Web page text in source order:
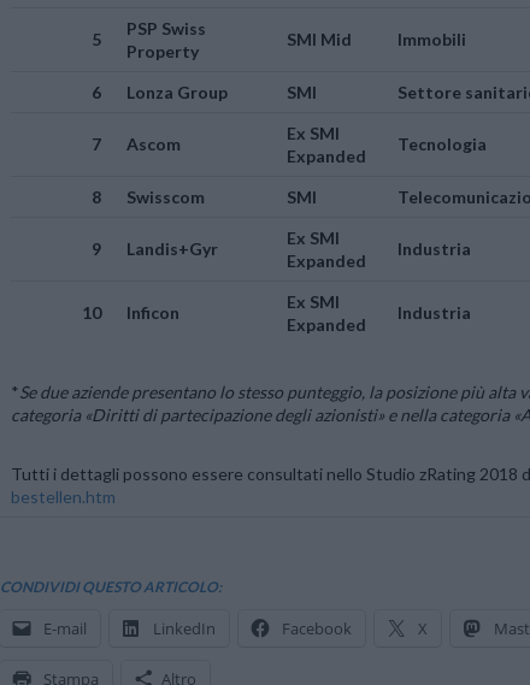
5
PSP Swiss
Property
SMI Mid Immobili
6 Lonza Group SMI Settore
7 Ascom
Ex SMI
Expanded
Tecnologia
8 Swisscom SMI
9 Landis+Gyr
Ex SMI
Expanded
Industria
10 Inficon
Ex SMI
Expanded
Industria
*Se due aziende presentano lo stesso punteggio, la posizione più
categoria «Diritti di partecipazione degli azionisti» e nella categoria
Tutti i dettagli possono essere consultati nello Studio zRating 2018
bestellen.htm
CONDIVIDI QUESTO ARTICOLO:
E-mail LinkedIn Facebook X
Stampa Altro